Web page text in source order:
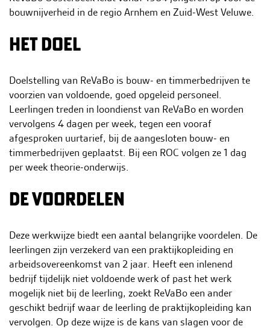
bouwnijverheid in de regio Arnhem en Zuid-West Veluwe.
HET DOEL
Doelstelling van ReVaBo is bouw- en timmerbedrijven te
voorzien van voldoende, goed opgeleid personeel.
Leerlingen treden in loondienst van ReVaBo en worden
vervolgens 4 dagen per week, tegen een vooraf
afgesproken uurtarief, bij de aangesloten bouw- en
timmerbedrijven geplaatst. Bij een ROC volgen ze 1 dag
per week theorie-onderwijs.
DE VOORDELEN
Deze werkwijze biedt een aantal belangrijke voordelen. De
leerlingen zijn verzekerd van een praktijkopleiding en
arbeidsovereenkomst van 2 jaar. Heeft een inlenend
bedrijf tijdelijk niet voldoende werk of past het werk
mogelijk niet bij de leerling, zoekt ReVaBo een ander
geschikt bedrijf waar de leerling de praktijkopleiding kan
vervolgen. Op deze wijze is de kans van slagen voor de